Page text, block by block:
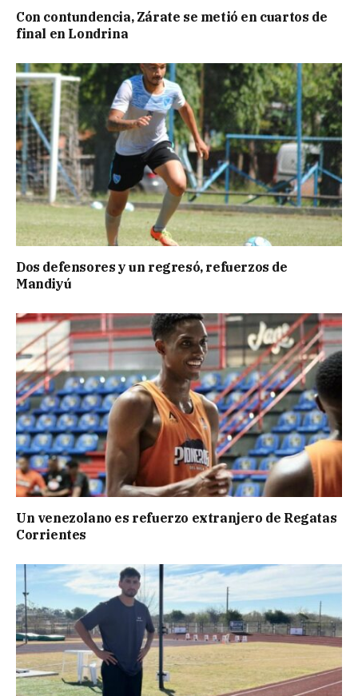
Con contundencia, Zárate se metió en cuartos de
final en Londrina
Dos defensores y un regresó, refuerzos de
Mandiyú
Un venezolano es refuerzo extranjero de Regatas
Corrientes